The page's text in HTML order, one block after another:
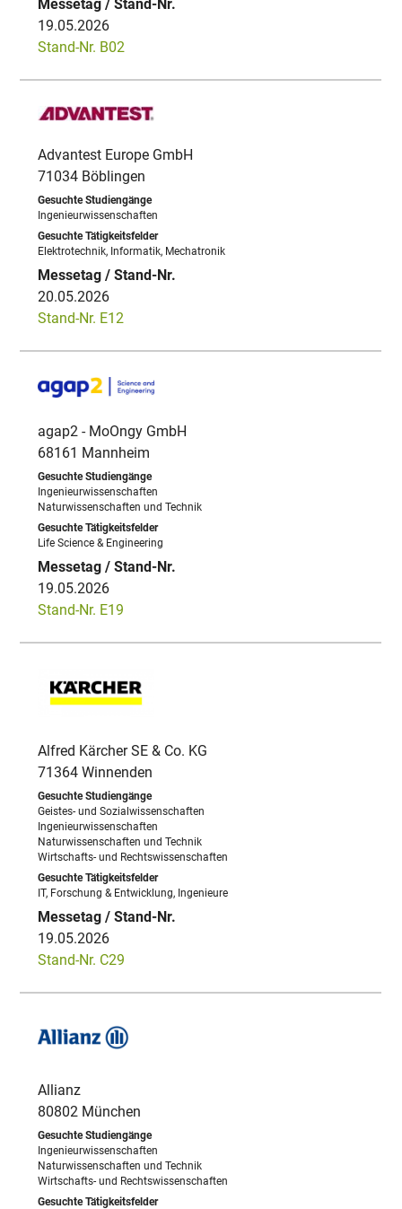
19.05.2026
Stand-Nr. B02
Advantest Europe GmbH
71034 Böblingen
Ingenieurwissenschaften
Elektrotechnik, Informatik, Mechatronik
20.05.2026
Stand-Nr. E12
agap2 - MoOngy GmbH
68161 Mannheim
Ingenieurwissenschaften
Naturwissenschaften und Technik
Life Science & Engineering
19.05.2026
Stand-Nr. E19
Alfred Kärcher SE & Co. KG
71364 Winnenden
Geistes- und Sozialwissenschaften
Ingenieurwissenschaften
Naturwissenschaften und Technik
Wirtschafts- und Rechtswissenschaften
IT, Forschung & Entwicklung, Ingenieure
19.05.2026
Stand-Nr. C29
Allianz
80802 München
Ingenieurwissenschaften
Naturwissenschaften und Technik
Wirtschafts- und Rechtswissenschaften